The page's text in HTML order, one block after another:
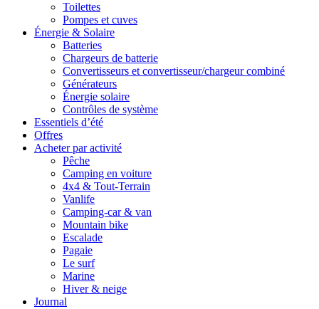
Toilettes
Pompes et cuves
Énergie & Solaire
Batteries
Chargeurs de batterie
Convertisseurs et convertisseur/chargeur combiné
Générateurs
Énergie solaire
Contrôles de système
Essentiels d’été
Offres
Acheter par activité
Pêche
Camping en voiture
4x4 & Tout-Terrain
Vanlife
Camping-car & van
Mountain bike
Escalade
Pagaie
Le surf
Marine
Hiver & neige
Journal